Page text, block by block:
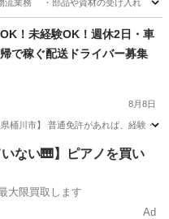
物流業務 ・部品や資材の受け入れ
！未経験OK！週休2日・車
で稼ぐ配送ドライバー募集
8月8日
桶川市】 普通免許があれば、経験・
いない🎹】ピアノを買い
大限買取します
Ad